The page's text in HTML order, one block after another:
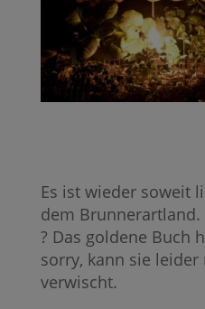
Es ist wieder soweit
dem Brunnerartland.
? Das goldene Buch
sorry, kann sie
verwischt.